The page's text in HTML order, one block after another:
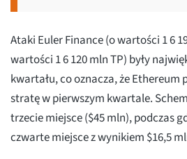
Ataki Euler Finance (o wartości 1 6
wartości 1 6 120 mln TP) były
kwartału, co oznacza, że Ethereum
stratę w pierwszym kwartale.
trzecie miejsce ($45 mln), podczas
czwarte miejsce z wynikiem $16,5